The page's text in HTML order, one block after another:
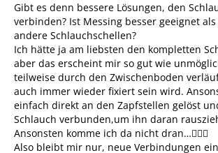
Gibt es denn bessere Lösungen, den
verbinden? Ist Messing besser geeignet
andere Schlauchschellen?
Ich hätte ja am liebsten den kompletten
aber das erscheint mir so gut wie
teilweise durch den Zwischenboden
auch immer wieder fixiert sein wird.
einfach direkt an den Zapfstellen gelöst
Schlauch verbunden,um ihn daran
Ansonsten komme ich da nicht dran…🤷🏼‍♂️
Also bleibt mir nur, neue Verbindungen